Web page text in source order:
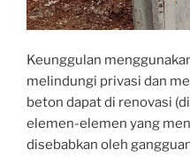
Keunggulan
melindungi privasi dan
beton dapat di renovasi
elemen-elemen yang
disebabkan oleh